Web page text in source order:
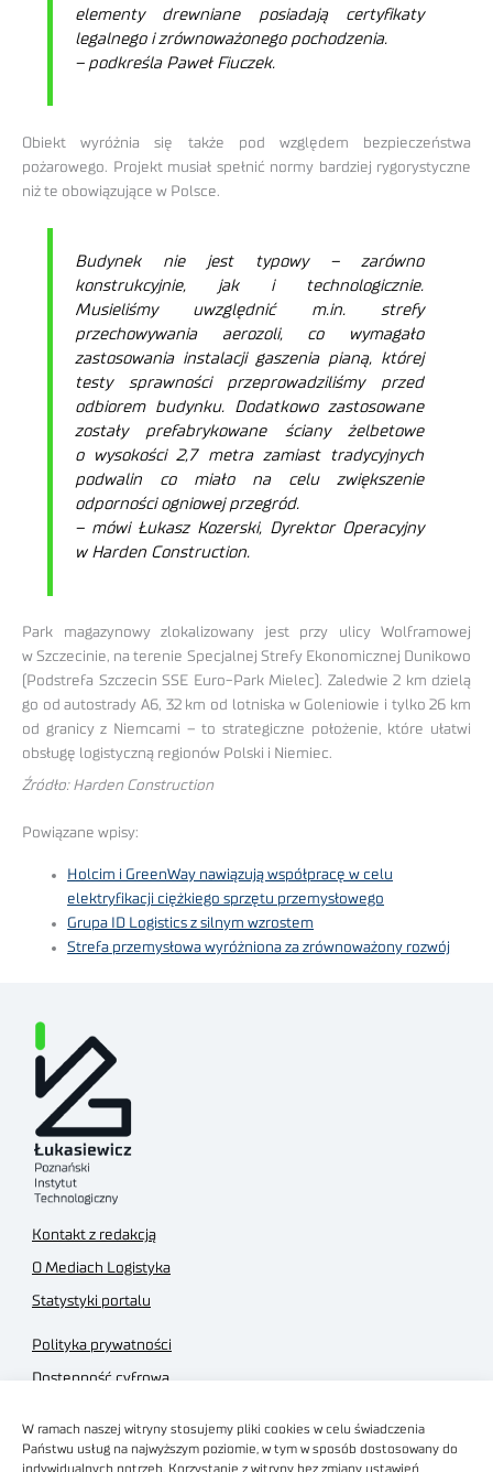
W ramach naszej witryny stosujemy pliki cookies w celu świadczenia
Państwu usług na najwyższym poziomie, w tym w sposób dostosowany do
indywidualnych potrzeb. Korzystanie z witryny bez zmiany ustawień
elementy drewniane posiadają certyfikaty
legalnego i zrównoważonego pochodzenia.
– podkreśla Paweł Fiuczek.
Obiekt wyróżnia się także pod względem bezpieczeństwa
pożarowego. Projekt musiał spełnić normy bardziej rygorystyczne
niż te obowiązujące w Polsce.
Budynek nie jest typowy – zarówno
konstrukcyjnie, jak i technologicznie.
Musieliśmy uwzględnić m.in. strefy
przechowywania aerozoli, co wymagało
zastosowania instalacji gaszenia pianą, której
testy sprawności przeprowadziliśmy przed
odbiorem budynku. Dodatkowo zastosowane
zostały prefabrykowane ściany żelbetowe
o wysokości 2,7 metra zamiast tradycyjnych
podwalin co miało na celu zwiększenie
odporności ogniowej przegród.
– mówi Łukasz Kozerski, Dyrektor Operacyjny
w Harden Construction.
Park magazynowy zlokalizowany jest przy ulicy Wolframowej
w Szczecinie, na terenie Specjalnej Strefy Ekonomicznej Dunikowo
(Podstrefa Szczecin SSE Euro-Park Mielec). Zaledwie 2 km dzielą
go od autostrady A6, 32 km od lotniska w Goleniowie i tylko 26 km
od granicy z Niemcami – to strategiczne położenie, które ułatwi
obsługę logistyczną regionów Polski i Niemiec.
Źródło: Harden Construction
Powiązane wpisy:
Holcim i GreenWay nawiązują współpracę w celu
elektryfikacji ciężkiego sprzętu przemysłowego
Grupa ID Logistics z silnym wzrostem
Strefa przemysłowa wyróżniona za zrównoważony rozwój
Kontakt z redakcją
O Mediach Logistyka
Statystyki portalu
Polityka prywatności
Dostępność cyfrowa
Regulamin sklepu